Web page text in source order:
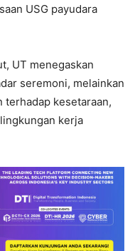
USG payudara
UT menegaskan
seremoni, melainkan
terhadap kesetaraan,
kerja